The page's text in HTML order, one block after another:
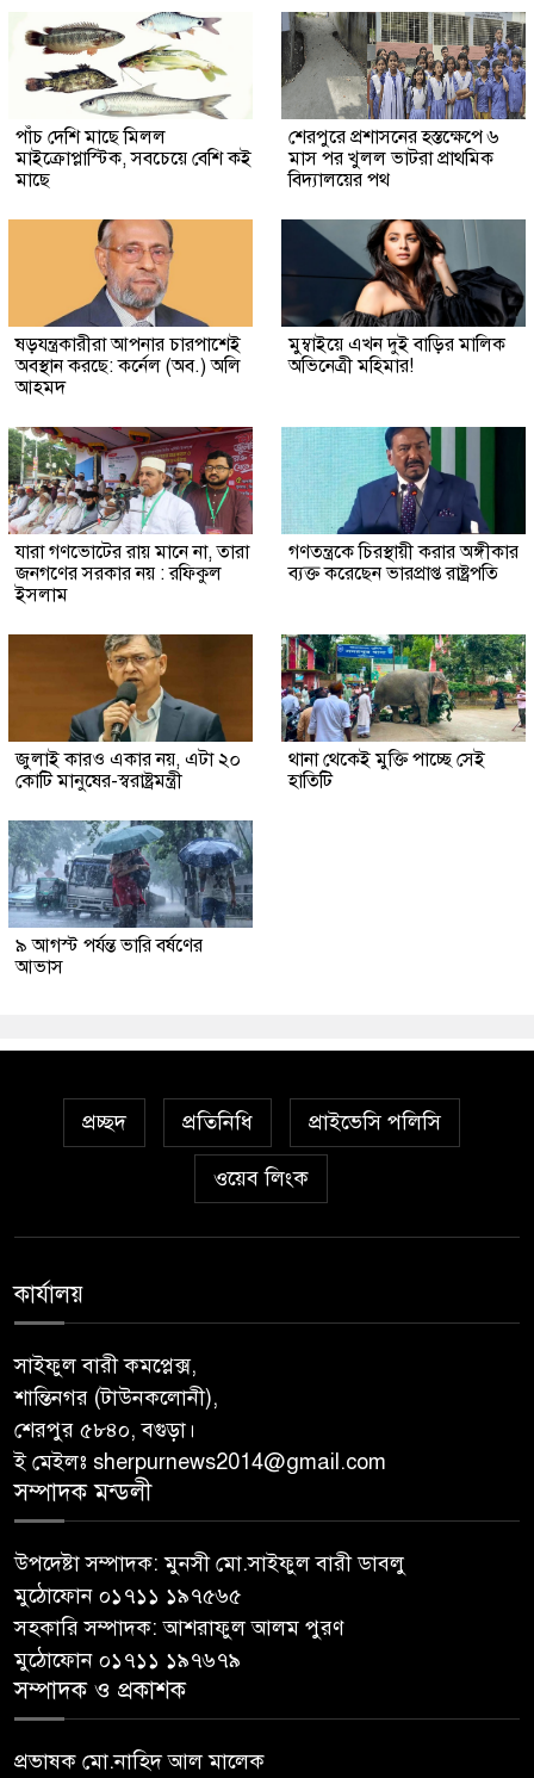
পাঁচ দেশি মাছে মিলল
মাইক্রোপ্লাস্টিক, সবচেয়ে বেশি কই
মাছে
শেরপুরে প্রশাসনের হস্তক্ষেপে ৬
মাস পর খুলল ভাটরা প্রাথমিক
বিদ্যালয়ের পথ
ষড়যন্ত্রকারীরা আপনার চারপাশেই
অবস্থান করছে: কর্নেল (অব.) অলি
আহমদ
মুম্বাইয়ে এখন দুই বাড়ির মালিক
অভিনেত্রী মহিমার!
যারা গণভোটের রায় মানে না, তারা
জনগণের সরকার নয় : রফিকুল
ইসলাম
গণতন্ত্রকে চিরস্থায়ী করার অঙ্গীকার
ব্যক্ত করেছেন ভারপ্রাপ্ত রাষ্ট্রপতি
জুলাই কারও একার নয়, এটা ২০
কোটি মানুষের-স্বরাষ্ট্রমন্ত্রী
থানা থেকেই মুক্তি পাচ্ছে সেই
হাতিটি
৯ আগস্ট পর্যন্ত ভারি বর্ষণের
আভাস
প্রচ্ছদ প্রতিনিধি প্রাইভেসি পলিসি
ওয়েব লিংক
কার্যালয়
সাইফুল বারী কমপ্লেক্স,
শান্তিনগর (টাউনকলোনী),
শেরপুর ৫৮৪০, বগুড়া।
ই মেইলঃ sherpurnews2014@gmail.com
সম্পাদক মন্ডলী
উপদেষ্টা সম্পাদক: মুনসী মো.সাইফুল বারী ডাবলু
মুঠোফোন ০১৭১১ ১৯৭৫৬৫
সহকারি সম্পাদক: আশরাফুল আলম পুরণ
মুঠোফোন ০১৭১১ ১৯৭৬৭৯
সম্পাদক ও প্রকাশক
প্রভাষক মো.নাহিদ আল মালেক